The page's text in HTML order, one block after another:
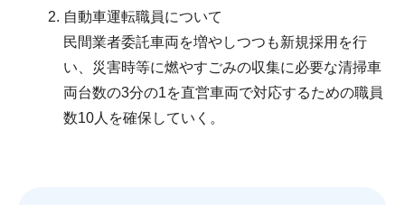
自動車運転職員について
民間業者委託車両を増やしつつも新規採用を行
い、災害時等に燃やすごみの収集に必要な清掃車
両台数の3分の1を直営車両で対応するための職員
数10人を確保していく。